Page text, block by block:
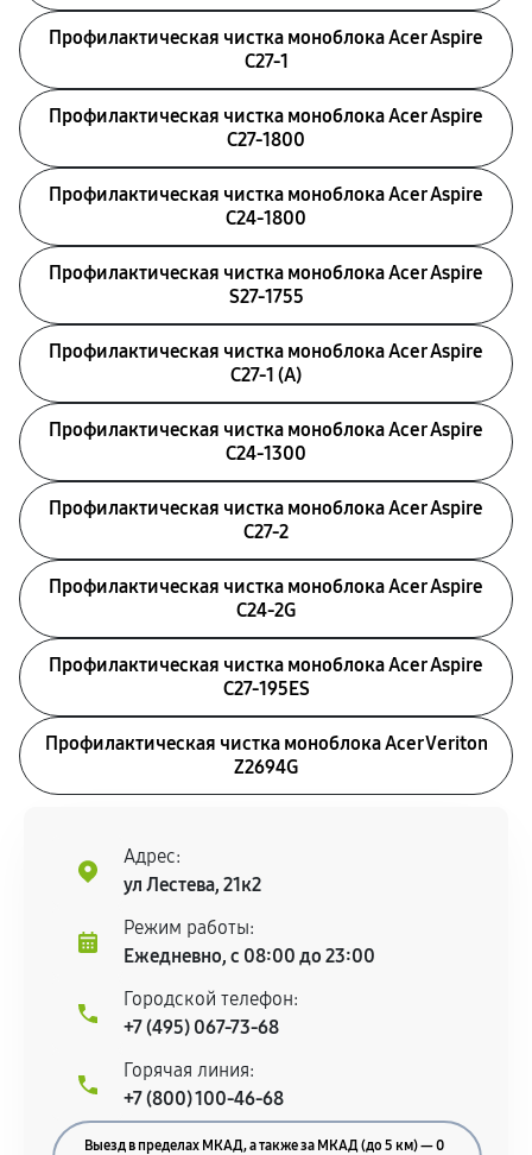
Профилактическая чистка моноблока Acer Aspire
C27-1
Профилактическая чистка моноблока Acer Aspire
C27-1800
Профилактическая чистка моноблока Acer Aspire
C24-1800
Профилактическая чистка моноблока Acer Aspire
S27-1755
Профилактическая чистка моноблока Acer Aspire
C27-1 (A)
Профилактическая чистка моноблока Acer Aspire
C24-1300
Профилактическая чистка моноблока Acer Aspire
C27-2
Профилактическая чистка моноблока Acer Aspire
C24-2G
Профилактическая чистка моноблока Acer Aspire
C27-195ES
Профилактическая чистка моноблока Acer Veriton
Z2694G
Адрес:
ул Лестева, 21к2
Режим работы:
Ежедневно, с 08:00 до 23:00
Городской телефон:
+7 (495) 067-73-68
Горячая линия:
+7 (800) 100-46-68
Выезд в пределах МКАД, а также за МКАД (до 5 км) — 0